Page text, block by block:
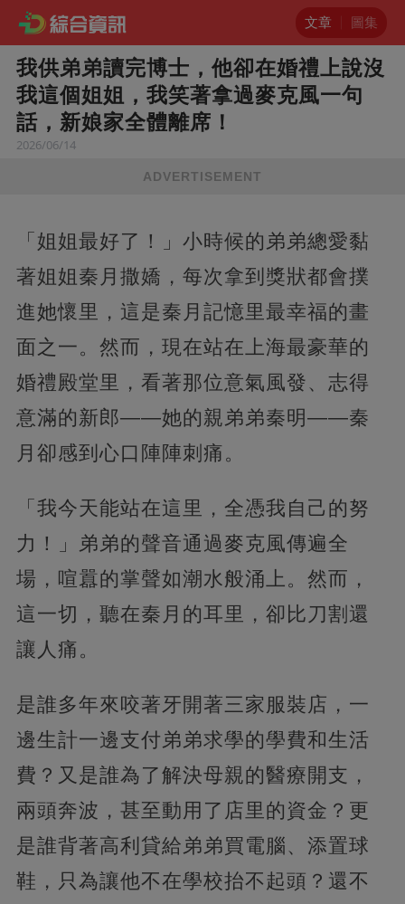
文章 圖集
我供弟弟讀完博士，他卻在婚禮上說沒
我這個姐姐，我笑著拿過麥克風一句
話，新娘家全體離席！
2026/06/14
ADVERTISEMENT
「姐姐最好了！」小時候的弟弟總愛黏
著姐姐秦月撒嬌，每次拿到獎狀都會撲
進她懷里，這是秦月記憶里最幸福的畫
面之一。然而，現在站在上海最豪華的
婚禮殿堂里，看著那位意氣風發、志得
意滿的新郎——她的親弟弟秦明——秦
月卻感到心口陣陣刺痛。
「我今天能站在這里，全憑我自己的努
力！」弟弟的聲音通過麥克風傳遍全
場，喧囂的掌聲如潮水般涌上。然而，
這一切，聽在秦月的耳里，卻比刀割還
讓人痛。
是誰多年來咬著牙開著三家服裝店，一
邊生計一邊支付弟弟求學的學費和生活
費？又是誰為了解決母親的醫療開支，
兩頭奔波，甚至動用了店里的資金？更
是誰背著高利貸給弟弟買電腦、添置球
鞋，只為讓他不在學校抬不起頭？還不